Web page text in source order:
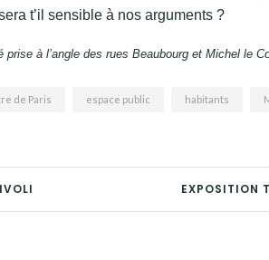
t’il sensible à nos arguments ?
à l’angle des rues Beaubourg et Michel le
de Paris espace public habitants
EXPOSITION